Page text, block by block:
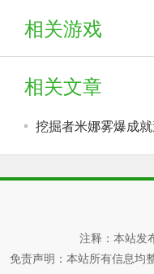
相关游戏
相关文章
挖掘者米娜雾爆成
注释：本站发
免责声明：本站所有信息均